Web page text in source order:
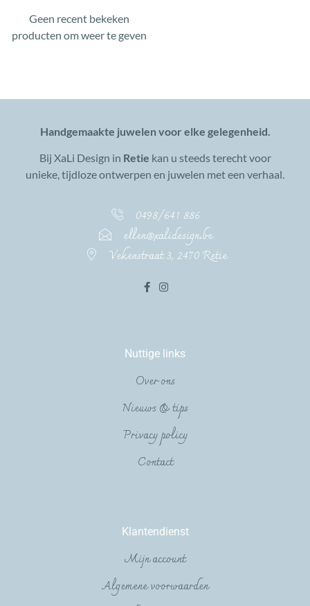
Geen recent bekeken
producten om weer te geven
Handgemaakte juwelen voor elke gelegenheid.
Bij XaLi Design in Retie kan u steeds terecht voor
unieke, tijdloze ontwerpen en juwelen met een verhaal.
0498/641 886
ellen@xalidesign.be
Vekenstraat 3, 2470 Retie
Nuttige links
Over ons
Nieuws & tips
Privacy policy
Contact
Klantendienst
Mijn account
Algemene voorwaarden